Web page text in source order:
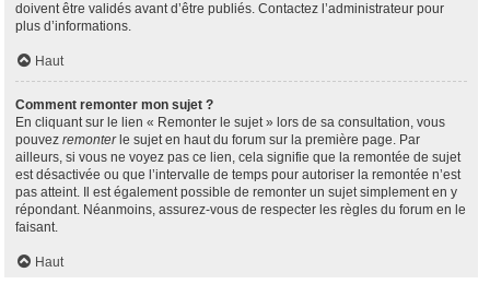
doivent être validés avant d’être publiés. Contactez l’administrateur pour
plus d’informations.
Haut
Comment remonter mon sujet ?
En cliquant sur le lien « Remonter le sujet » lors de sa consultation, vous
pouvez remonterle sujet en haut du forum sur la première page. Par
ailleurs, si vous ne voyez pas ce lien, cela signifie que la remontée de sujet
est désactivée ou que l’intervalle de temps pour autoriser la remontée n’est
pas atteint. Il est également possible de remonter un sujet simplement en y
répondant. Néanmoins, assurez-vous de respecter les règles du forum en le
faisant.
Haut